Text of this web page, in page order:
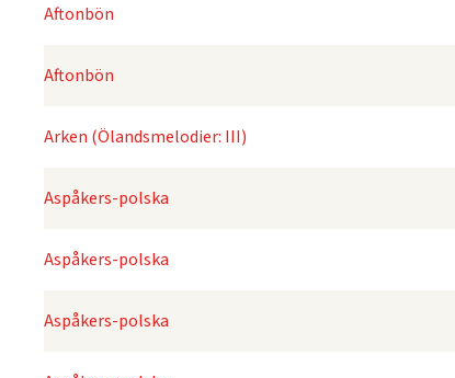
Aftonbön
Aftonbön
Arken (Ölandsmelodier: III)
Aspåkers-polska
Aspåkers-polska
Aspåkers-polska